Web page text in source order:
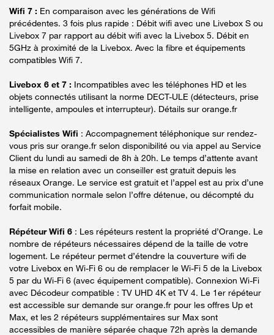
Wifi 7 : En comparaison avec les générations de Wifi
précédentes. 3 fois plus rapide : Débit wifi avec une Livebox S ou
Livebox 7 par rapport au débit wifi avec la Livebox 5. Débit en
5GHz à proximité de la Livebox. Avec la fibre et équipements
compatibles Wifi 7.
Livebox 6 et 7 : Incompatibles avec les téléphones HD et les
objets connectés utilisant la norme DECT-ULE (détecteurs, prise
intelligente, ampoules et interrupteur). Détails sur orange.fr
Spécialistes Wifi : Accompagnement téléphonique sur rendez-
vous pris sur orange.fr selon disponibilité ou via appel au Service
Client du lundi au samedi de 8h à 20h. Le temps d’attente avant
la mise en relation avec un conseiller est gratuit depuis les
réseaux Orange. Le service est gratuit et l’appel est au prix d’une
communication normale selon l’offre détenue, ou décompté du
forfait mobile.
Répéteur Wifi 6 : Les répéteurs restent la propriété d’Orange. Le
nombre de répéteurs nécessaires dépend de la taille de votre
logement. Le répéteur permet d’étendre la couverture wifi de
votre Livebox en Wi-Fi 6 ou de remplacer le Wi-Fi 5 de la Livebox
5 par du Wi-Fi 6 (avec équipement compatible). Connexion Wi-Fi
avec Décodeur compatible : TV UHD 4K et TV 4. Le 1er répéteur
est accessible sur demande sur orange.fr pour les offres Up et
Max, et les 2 répéteurs supplémentaires sur Max sont
accessibles de manière séparée chaque 72h après la demande